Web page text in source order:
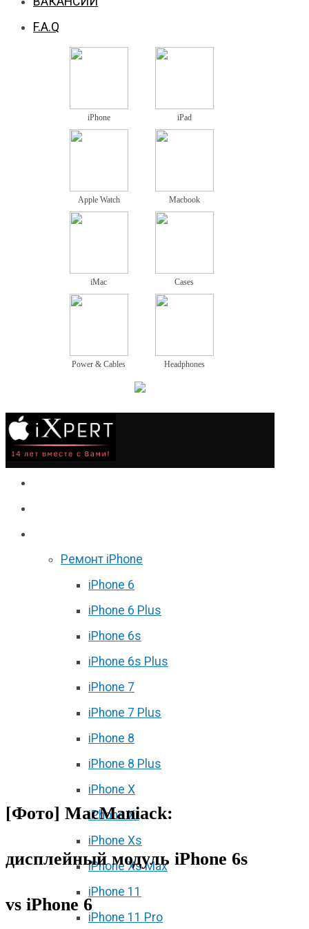
F.A.Q
iPhone iPad
Apple Watch Macbook
iMac Cases
Power & Cables Headphones
Ремонт iPhone
iPhone 6
iPhone 6 Plus
iPhone 6s
iPhone 6s Plus
iPhone 7
iPhone 7 Plus
iPhone 8
iPhone 8 Plus
iPhone X
iPhone Xr
iPhone Xs
iPhone Xs Max
iPhone 11
iPhone 11 Pro
[Фото] MacManiack:
дисплейный модуль iPhone 6s
vs iPhone 6